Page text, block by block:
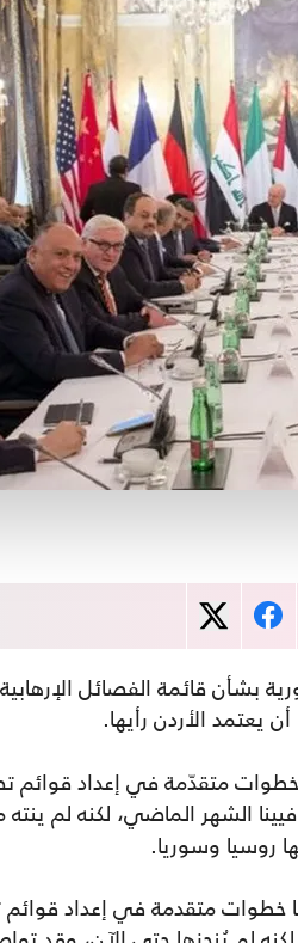
بشأن قائمة الفصائل
يعتمد الأردن رأيها.
خطوات متقدّمة في إعداد
الشهر الماضي، لكنه لم ينته
روسيا وسوريا.
خطوات متقدمة في إعداد